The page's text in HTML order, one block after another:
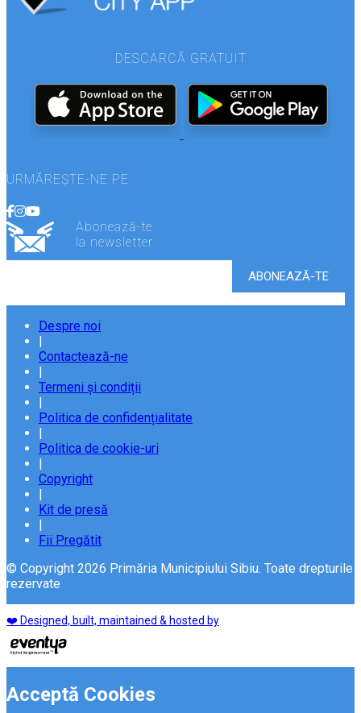
DESCARCĂ GRATUIT
URMĂREȘTE-NE PE
Abonează-te
la newsletter
Despre noi
Contactează-ne
Termeni și condiții
Politica de confidențialitate
Politica de cookie-uri
Copyright
Kit de presă
Fii Pregătit
© Copyright 2026 Primăria Municipiului Sibiu. Toate drepturile
rezervate
❤️ Designed, built, maintained & hosted by
Acceptă Cookies